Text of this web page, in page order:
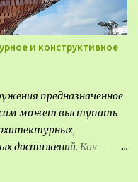
и конструктивное
предназначенное
сам может выступать
достижений. Как